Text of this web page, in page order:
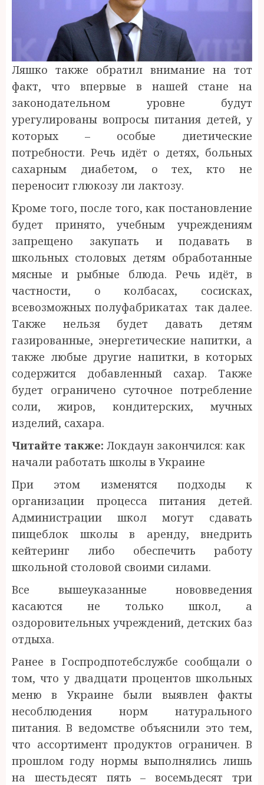
Ляшко также обратил внимание на тот
факт, что впервые в нашей стане на
законодательном уровне будут
урегулированы вопросы питания детей, у
которых – особые диетические
потребности. Речь идёт о детях, больных
сахарным диабетом, о тех, кто не
переносит глюкозу ли лактозу.
Кроме того, после того, как постановление
будет принято, учебным учреждениям
запрещено закупать и подавать в
школьных столовых детям обработанные
мясные и рыбные блюда. Речь идёт, в
частности, о колбасах, сосисках,
всевозможных полуфабрикатах так далее.
Также нельзя будет давать детям
газированные, энергетические напитки, а
также любые другие напитки, в которых
содержится добавленный сахар. Также
будет ограничено суточное потребление
соли, жиров, кондитерских, мучных
изделий, сахара.
Читайте также: Локдаун закончился: как
начали работать школы в Украине
При этом изменятся подходы к
организации процесса питания детей.
Администрации школ могут сдавать
пищеблок школы в аренду, внедрить
кейтеринг либо обеспечить работу
школьной столовой своими силами.
Все вышеуказанные нововведения
касаются не только школ, а
оздоровительных учреждений, детских баз
отдыха.
Ранее в Госпродпотебслужбе сообщали о
том, что у двадцати процентов школьных
меню в Украине были выявлен факты
несоблюдения норм натурального
питания. В ведомстве объяснили это тем,
что ассортимент продуктов ограничен. В
прошлом году нормы выполнялись лишь
на шестьдесят пять – восемьдесят три